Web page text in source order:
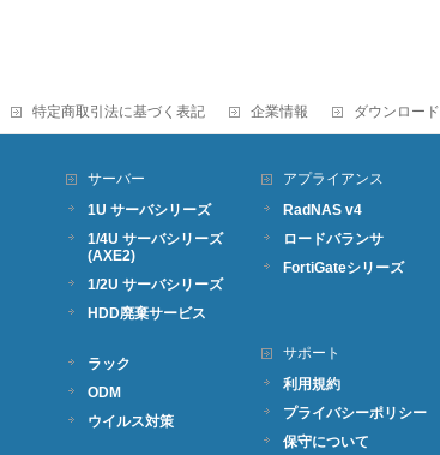
特定商取引法に基づく表記 企業情報 ダウンロード
サーバー
1U サーバシリーズ
1/4U サーバシリーズ
(AXE2)
1/2U サーバシリーズ
HDD廃棄サービス
アプライアンス
RadNAS v4
ロードバランサ
FortiGateシリーズ
ラック
ODM
ウイルス対策
サポート
利用規約
プライバシーポリシー
保守について